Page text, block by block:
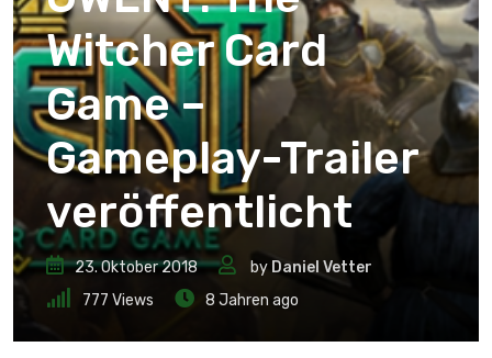
Witcher Card
Game –
Gameplay-Trailer
veröffentlicht
23. Oktober 2018 by Daniel Vetter
777 Views 8 Jahren ago